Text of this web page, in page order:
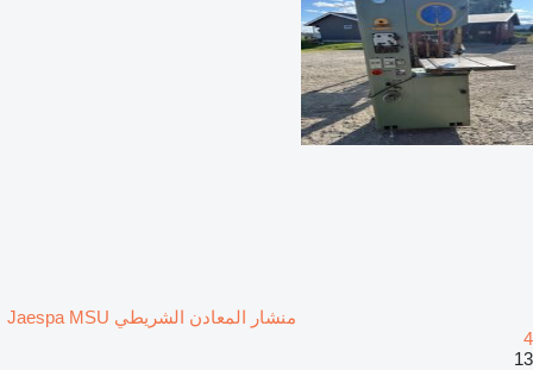
منشار المعادن الشريطي Jaespa MSU
4
13